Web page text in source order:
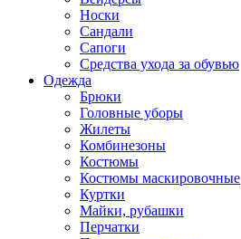
Носки
Сандали
Сапоги
Средства ухода за обувью
Одежда
Брюки
Головные уборы
Жилеты
Комбинезоны
Костюмы
Костюмы маскировочные
Куртки
Майки, рубашки
Перчатки